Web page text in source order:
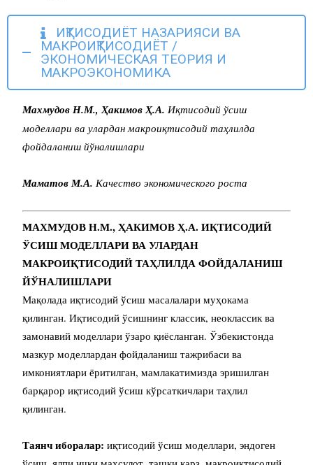
ИҚТИСОДИЁТ НАЗАРИЯСИ ВА
МАКРОИҚТИСОДИЁТ /
ЭКОНОМИЧЕСКАЯ ТЕОРИЯ И
МАКРОЭКОНОМИКА
Махмудов Н.М., Ҳакимов Ҳ.А. Иқтисодий ўсиш
моделлари ва улардан макроиқтисодий таҳлилда
фойдаланиш йўналишлари
Маматов М.А. Качество экономического роста
МАХМУДОВ Н.М., ҲАКИМОВ Ҳ.А. ИҚТИСОДИЙ
ЎСИШ МОДЕЛЛАРИ ВА УЛАРДАН
МАКРОИҚТИСОДИЙ ТАҲЛИЛДА ФОЙДАЛАНИШ
ЙЎНАЛИШЛАРИ
Мақолада иқтисодий ўсиш масалалари муҳокама
қилинган. Иқтисодий ўсишнинг классик, неоклассик ва
замонавий моделлари ўзаро қиёсланган. Ўзбекистонда
мазкур моделлардан фойдаланиш тажрибаси ва
имкониятлари ёритилган, мамлакатимизда эришилган
барқарор иқтисодий ўсиш кўрсаткичлари таҳлил
қилинган.
Таянч иборалар: иқтисодий ўсиш моделлари, эндоген